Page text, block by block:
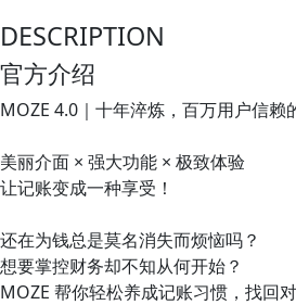
DESCRIPTION
官方介绍
MOZE 4.0｜十年淬炼，百万用户信赖
美丽介面 × 强大功能 × 极致体验
让记账变成一种享受！
还在为钱总是莫名消失而烦恼吗？
想要掌控财务却不知从何开始？
MOZE 帮你轻松养成记账习惯，找回